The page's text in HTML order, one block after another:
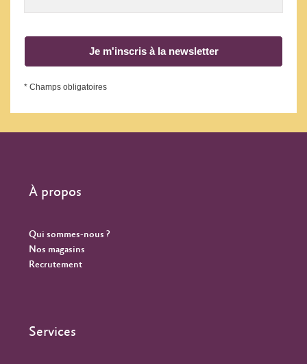
Je m'inscris à la newsletter
* Champs obligatoires
À propos
Qui sommes-nous ?
Nos magasins
Recrutement
Services